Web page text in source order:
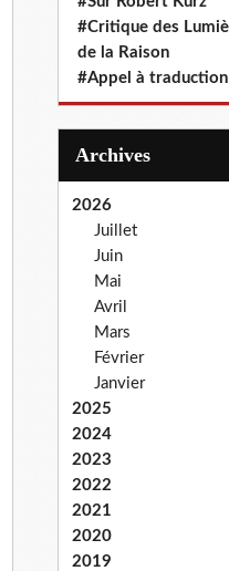
#Critique des
de la Raison
#Appel à
Archives
2026
Juillet
Juin
Mai
Avril
Mars
Février
Janvier
2025
2024
2023
2022
2021
2020
2019